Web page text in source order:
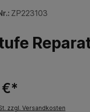
ZP223103
€*
zzgl. Versandkosten